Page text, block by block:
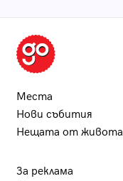
Места
Нови събития
Нещата от живота
За реклама